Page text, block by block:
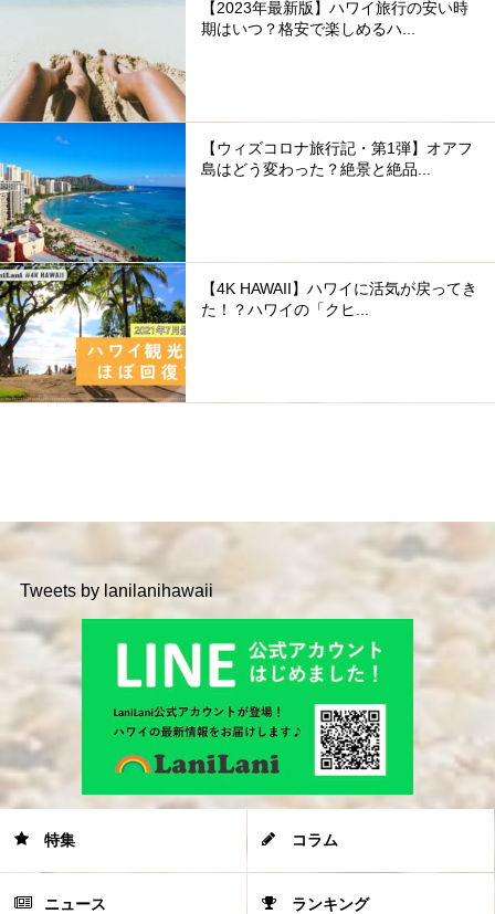
【2023年最新版】ハワイ旅行の安い時
期はいつ？格安で楽しめるハ...
【ウィズコロナ旅行記・第1弾】オアフ
島はどう変わった？絶景と絶品...
【4K HAWAII】ハワイに活気が戻ってき
た！？ハワイの「クヒ...
Tweets by lanilanihawaii
特集 コラム
ニュース ランキング